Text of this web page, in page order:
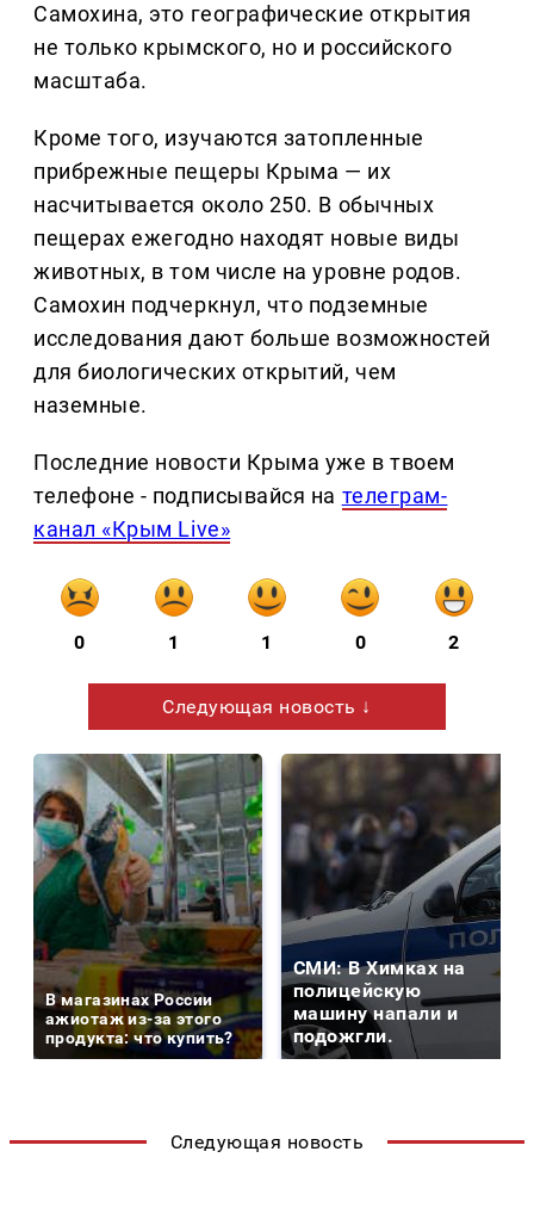
Самохина, это географические открытия
не только крымского, но и российского
масштаба.
Кроме того, изучаются затопленные
прибрежные пещеры Крыма — их
насчитывается около 250. В обычных
пещерах ежегодно находят новые виды
животных, в том числе на уровне родов.
Самохин подчеркнул, что подземные
исследования дают больше возможностей
для биологических открытий, чем
наземные.
Последние новости Крыма уже в твоем
телефоне - подписывайся на телеграм-
канал «Крым Live»
0 1 1 0 2
Следующая новость ↓
В магазинах России
ажиотаж из-за этого
продукта: что купить?
СМИ: В Химках на
полицейскую
машину напали и
подожгли.
Следующая новость